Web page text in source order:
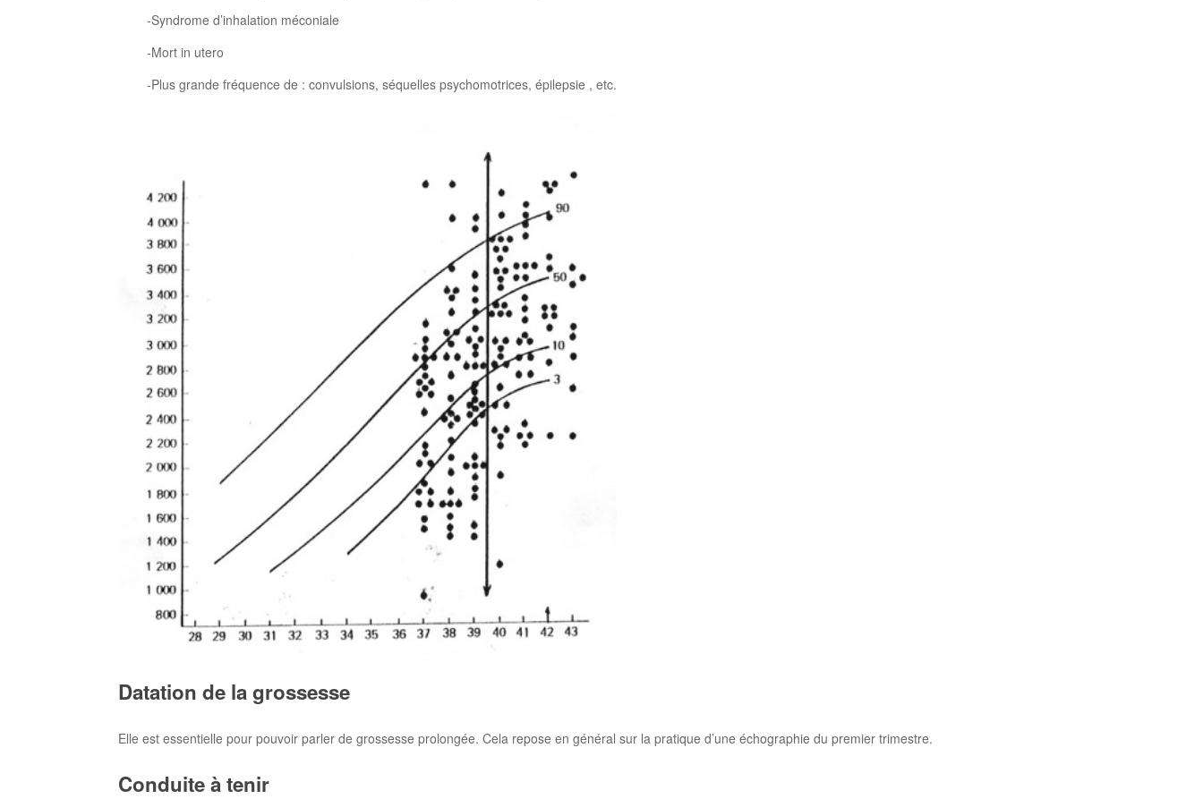
-Syndrome d’inhalation méconiale
-Mort in utero
-Plus grande fréquence de : convulsions, séquelles psychomotrices, épilepsie , etc.
Datation de la grossesse
Elle est essentielle pour pouvoir parler de grossesse prolongée. Cela repose en général sur la pratique d’une échographie du premier trimestre.
Conduite à tenir